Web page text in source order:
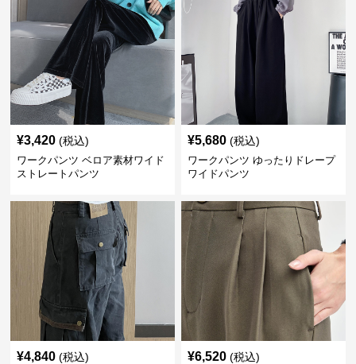
¥3,420 (税込)
ワークパンツ ベロア素材ワイド
ストレートパンツ
¥5,680 (税込)
ワークパンツ ゆったりドレープ
ワイドパンツ
¥4,840 (税込) ¥6,520 (税込)